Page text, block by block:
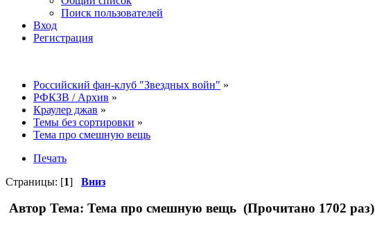
Поиск пользователей
Вход
Регистрация
Российский фан-клуб "Звездных войн" »
РФКЗВ / Архив »
Краулер джав »
Темы без сортировки »
Тема про смешную вещь
Печать
Страницы: [1] Вниз
Автор Тема: Тема про смешную вещь (Прочитано 1702 раз)